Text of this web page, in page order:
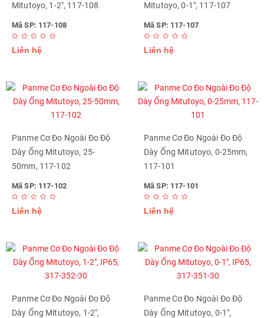
Mitutoyo, 1-2", 117-108
Mã SP: 117-108
Liên hệ
Mitutoyo, 0-1", 117-107
Mã SP: 117-107
Liên hệ
Panme Cơ Đo Ngoài Đo Độ
Dày Ống Mitutoyo, 25-
50mm, 117-102
Mã SP: 117-102
Liên hệ
Panme Cơ Đo Ngoài Đo Độ
Dày Ống Mitutoyo, 0-25mm,
117-101
Mã SP: 117-101
Liên hệ
Panme Cơ Đo Ngoài Đo Độ
Dày Ống Mitutoyo, 1-2",
Panme Cơ Đo Ngoài Đo Độ
Dày Ống Mitutoyo, 0-1",